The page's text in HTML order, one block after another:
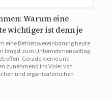
Warum eine
wichtiger ist denn je
eine Betriebsvereinbarung heute
längst zum Unternehmensalltag.
Gerade kleine und
zunehmend ins Visier von
und organisatorischen